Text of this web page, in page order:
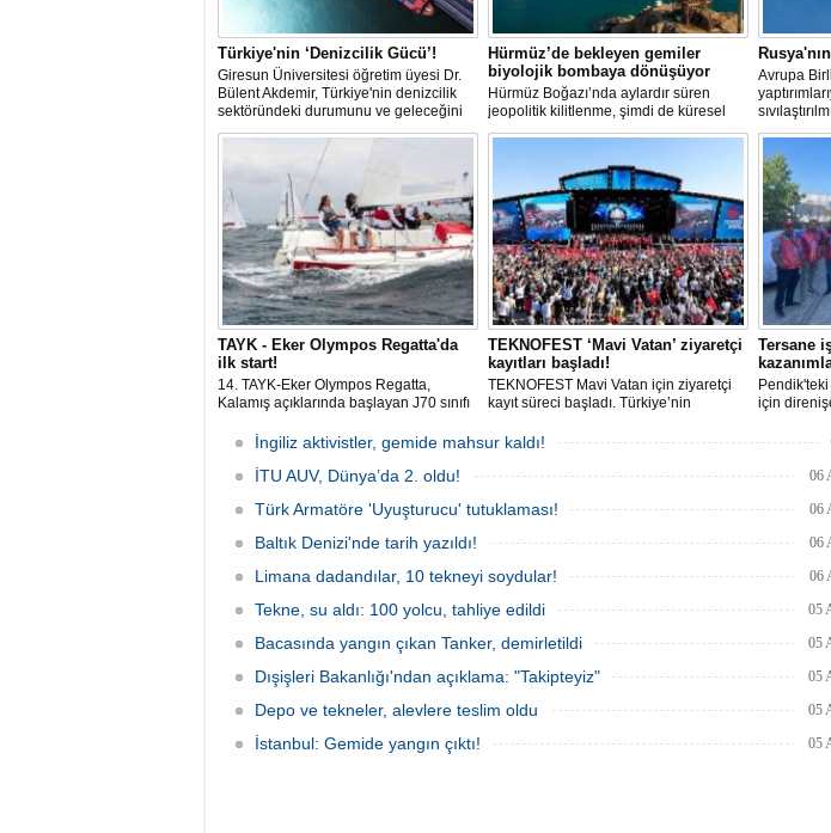
Türkiye'nin ‘Denizcilik Gücü’!
Giresun Üniversitesi öğretim üyesi Dr.
Bülent Akdemir, Türkiye'nin denizcilik
sektöründeki durumunu ve geleceğini
değerlendirdi.
Hürmüz’de bekleyen gemiler
biyolojik bombaya dönüşüyor
Hürmüz Boğazı’nda aylardır süren
jeopolitik kilitlenme, şimdi de küresel
ölçekte bir çevre felaketinin kapısını
hareketsiz bekleyen binden fazla gemi,
istilacı deniz canlıları için devasa bir
üreme merkezine dönüşmüş durumda.
Avrupa
devam
geliştiriyor.
TAYK - Eker Olympos Regatta'da
ilk start!
14. TAYK-Eker Olympos Regatta,
Kalamış açıklarında başlayan J70 sınıfı
gün boyunca yelken coşkusuyla
buluşturacak organizasyonun ilk
gününde 9 tekne rüzgârla buluştu.
TEKNOFEST ‘Mavi Vatan’ ziyaretçi
kayıtları başladı!
TEKNOFEST Mavi Vatan için ziyaretçi
kayıt süreci başladı. Türkiye’nin
odaklanan etkinliği, 20-23 Ağustos
Komutanlığı’nda gerçekleştirilecek.
Tersane
için
arabulucu
Sendika,
İngiliz aktivistler, gemide mahsur kaldı!
İTU AUV, Dünya’da 2. oldu! 06
Türk Armatöre 'Uyuşturucu' tutuklaması! 06
Baltık Denizi'nde tarih yazıldı! 06
Limana dadandılar, 10 tekneyi soydular! 06
Tekne, su aldı: 100 yolcu, tahliye edildi 05
Bacasında yangın çıkan Tanker, demirletildi 05
Dışişleri Bakanlığı'ndan açıklama: "Takipteyiz" 05
Depo ve tekneler, alevlere teslim oldu 05
İstanbul: Gemide yangın çıktı! 05